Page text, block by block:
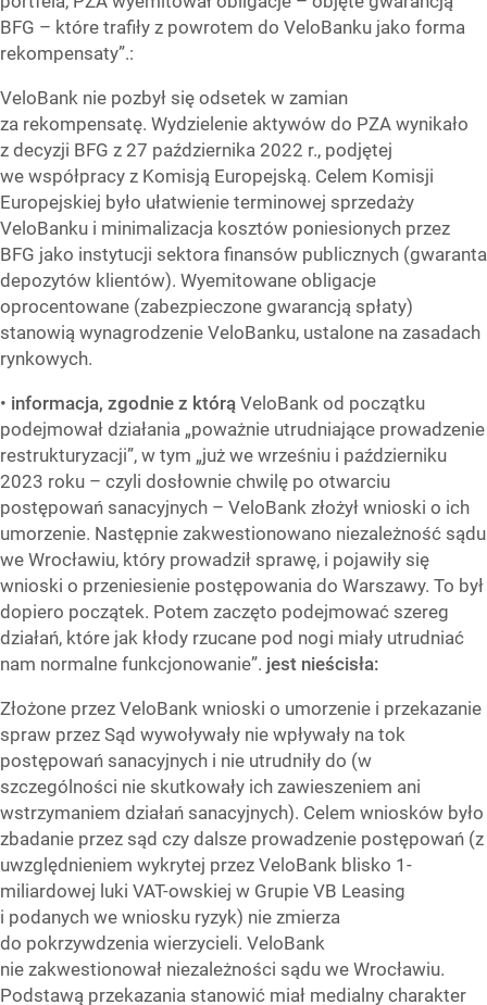
BFG – które trafiły z powrotem do VeloBanku jako forma
rekompensaty”.:
VeloBank nie pozbył się odsetek w zamian
za rekompensatę. Wydzielenie aktywów do PZA wynikało
z decyzji BFG z 27 października 2022 r., podjętej
we współpracy z Komisją Europejską. Celem Komisji
Europejskiej było ułatwienie terminowej sprzedaży
VeloBanku i minimalizacja kosztów poniesionych przez
BFG jako instytucji sektora finansów publicznych (gwaranta
depozytów klientów). Wyemitowane obligacje
oprocentowane (zabezpieczone gwarancją spłaty)
stanowią wynagrodzenie VeloBanku, ustalone na zasadach
rynkowych.
• informacja, zgodnie z którą VeloBank od początku
podejmował działania „poważnie utrudniające prowadzenie
restrukturyzacji”, w tym „już we wrześniu i październiku
2023 roku – czyli dosłownie chwilę po otwarciu
postępowań sanacyjnych – VeloBank złożył wnioski o ich
umorzenie. Następnie zakwestionowano niezależność sądu
we Wrocławiu, który prowadził sprawę, i pojawiły się
wnioski o przeniesienie postępowania do Warszawy. To był
dopiero początek. Potem zaczęto podejmować szereg
działań, które jak kłody rzucane pod nogi miały utrudniać
nam normalne funkcjonowanie”. jest nieścisła:
Złożone przez VeloBank wnioski o umorzenie i przekazanie
spraw przez Sąd wywoływały nie wpływały na tok
postępowań sanacyjnych i nie utrudniły do (w
szczególności nie skutkowały ich zawieszeniem ani
wstrzymaniem działań sanacyjnych). Celem wniosków było
zbadanie przez sąd czy dalsze prowadzenie postępowań (z
uwzględnieniem wykrytej przez VeloBank blisko 1-
miliardowej luki VAT-owskiej w Grupie VB Leasing
i podanych we wniosku ryzyk) nie zmierza
do pokrzywdzenia wierzycieli. VeloBank
nie zakwestionował niezależności sądu we Wrocławiu.
Podstawą przekazania stanowić miał medialny charakter